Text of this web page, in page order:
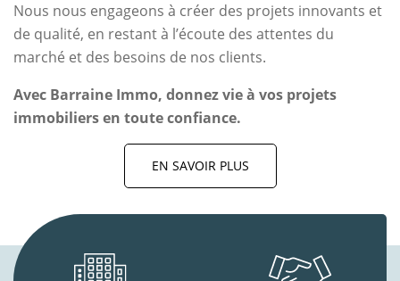
Nous nous engageons à créer des projets innovants et
de qualité, en restant à l’écoute des attentes du
marché et des besoins de nos clients.
Avec Barraine Immo, donnez vie à vos projets
immobiliers en toute confiance.
EN SAVOIR PLUS